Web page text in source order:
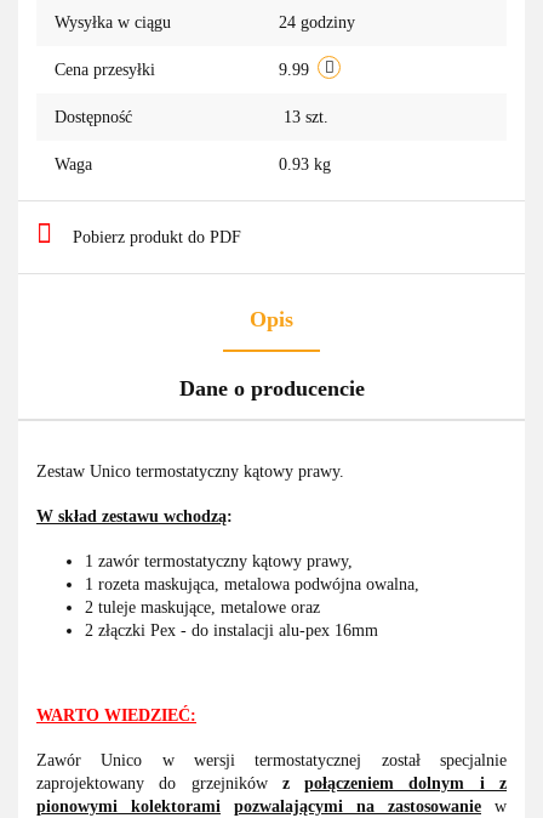
Wysyłka w ciągu 24 godziny
Cena przesyłki 9.99
Dostępność 13 szt.
Waga 0.93 kg
Pobierz produkt do PDF
Opis
Dane o producencie
Zestaw Unico termostatyczny kątowy prawy.
W skład zestawu wchodzą:
1 zawór termostatyczny kątowy prawy,
1 rozeta maskująca, metalowa podwójna owalna,
2 tuleje maskujące, metalowe oraz
2 złączki Pex - do instalacji alu-pex 16mm
WARTO WIEDZIEĆ:
Zawór Unico w wersji termostatycznej został specjalnie
zaprojektowany do grzejników zpołączeniem dolnym i z
pionowymi kolektorami
pozwalającymi na zastosowanie w